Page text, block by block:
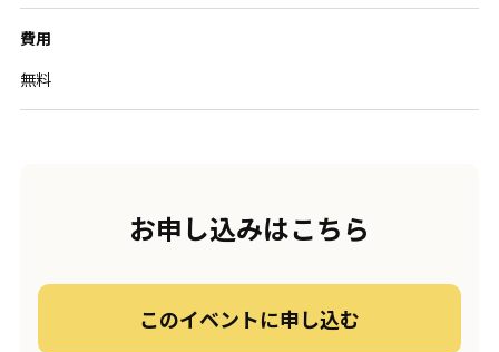
費用
無料
お申し込みはこちら
このイベントに申し込む